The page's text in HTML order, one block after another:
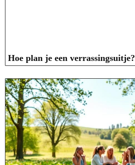
Hoe plan je een verrassingsuitje?